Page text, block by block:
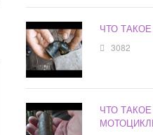
ЧТО
3082
ЧТО